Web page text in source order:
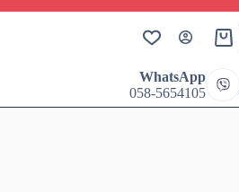
Shopping
WhatsApp
058-5654105